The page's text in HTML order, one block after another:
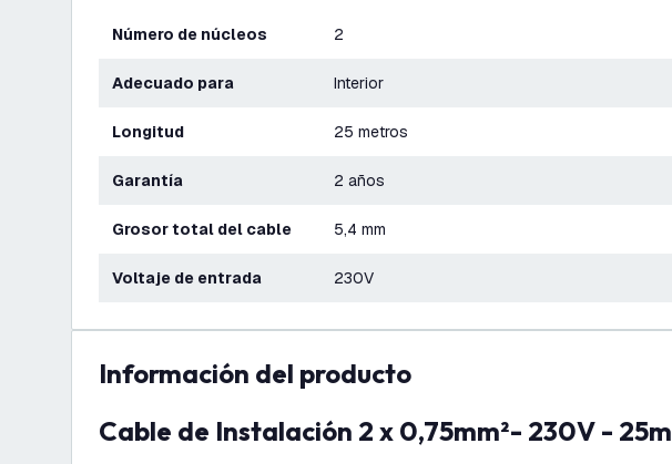
Número de núcleos 2
Adecuado para Interior
Longitud 25 metros
Garantía 2 años
Grosor total del cable 5,4 mm
Voltaje de entrada 230V
información del producto
Cable de Instalación 2 x 0,75mm²- 230V - 25m